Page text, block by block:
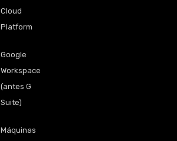
Cloud
Platform
Google
Workspace
(antes G
Suite)
Máquinas